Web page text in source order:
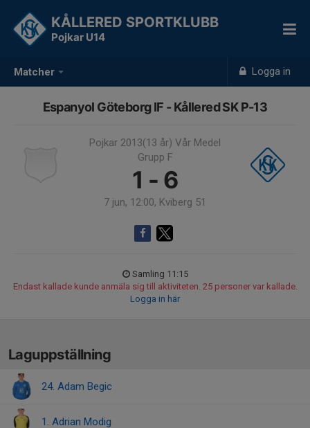
Matcher Logga in
KÅLLERED SPORTKLUBB
Pojkar U14
Espanyol Göteborg IF - Kållered SK P-13
Pojkar 2013(13 år) Vår Medel
Grupp F
1 - 6
7 jun, 12:00, Kviberg 51
Samling 11:15
Endast kallade kunde anmäla sig till aktiviteten. 25 personer var kallade.
Logga in här
Laguppställning
24. Adam Begic
1. Adrian Modig